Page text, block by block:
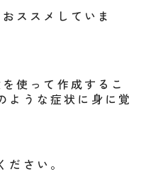
おススメしていま
使って作成するこ
ような症状に身に覚
さい。